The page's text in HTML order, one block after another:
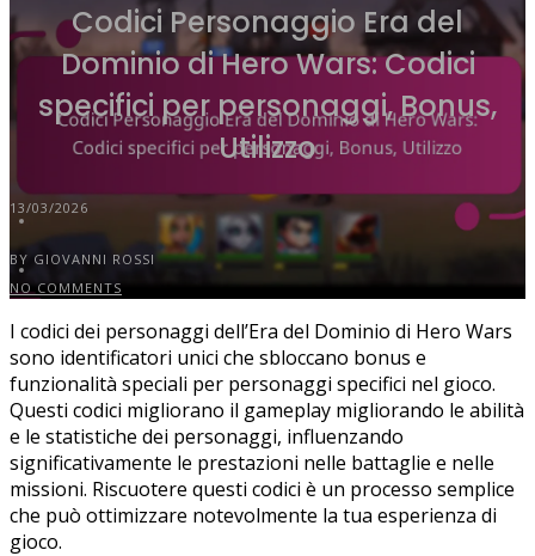
Codici Personaggio Era del
Dominio di Hero Wars: Codici
specifici per personaggi, Bonus,
Utilizzo
13/03/2026
BY GIOVANNI ROSSI
NO COMMENTS
I codici dei personaggi dell’Era del Dominio di Hero Wars
sono identificatori unici che sbloccano bonus e
funzionalità speciali per personaggi specifici nel gioco.
Questi codici migliorano il gameplay migliorando le abilità
e le statistiche dei personaggi, influenzando
significativamente le prestazioni nelle battaglie e nelle
missioni. Riscuotere questi codici è un processo semplice
che può ottimizzare notevolmente la tua esperienza di
gioco.